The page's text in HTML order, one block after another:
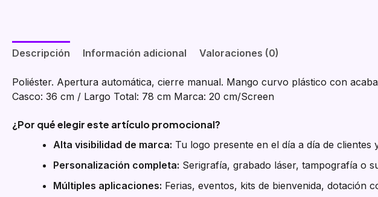
Descripción Información adicional Valoraciones (0)
Poliéster. Apertura automática, cierre manual. Mango curvo plástico con
Casco: 36 cm / Largo Total: 78 cm Marca: 20 cm/Screen
¿Por qué elegir este artículo promocional?
Alta visibilidad de marca: Tu logo presente en el día a día de clientes
Personalización completa: Serigrafía, grabado láser, tampografía o
Múltiples aplicaciones: Ferias, eventos, kits de bienvenida, dotación